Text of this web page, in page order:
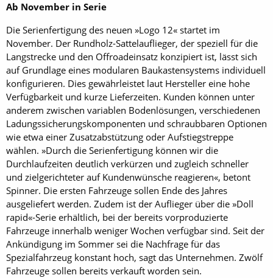
Ab November in Serie
Die Serienfertigung des neuen »Logo 12« startet im
November. Der Rundholz-Sattelauflieger, der speziell für die
Langstrecke und den Offroadeinsatz konzipiert ist, lässt sich
auf Grundlage eines modularen Baukastensystems individuell
konfigurieren. Dies gewährleistet laut Hersteller eine hohe
Verfügbarkeit und kurze Lieferzeiten. Kunden können unter
anderem zwischen variablen Bodenlösungen, verschiedenen
Ladungssicherungskomponenten und schraubbaren Optionen
wie etwa ­einer ­Zusatzabstützung oder Aufstiegstreppe
wählen. »Durch die Serienfertigung können wir die
Durchlaufzeiten deutlich verkürzen und zugleich schneller
und zielgerichteter auf Kundenwünsche reagieren«, betont
Spinner. Die ersten Fahrzeuge sollen Ende des Jahres
ausgeliefert werden. Zudem ist der Auflieger über die »Doll
rapid«-Serie erhältlich, bei der bereits vorproduzierte
Fahrzeuge innerhalb weniger Wochen verfügbar sind. Seit der
Ankündigung im Sommer sei die Nachfrage für das
Spezialfahrzeug konstant hoch, sagt das Unternehmen. Zwölf
Fahrzeuge sollen bereits verkauft worden sein.